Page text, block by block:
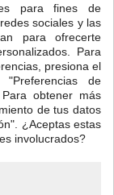
para fines de
sociales y las
para ofrecerte
Para
presiona el
de
obtener más
de tus datos
¿Aceptas estas
involucrados?